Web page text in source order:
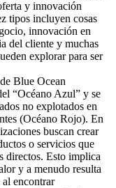
y innovación
tipos incluyen cosas
innovación en
del cliente y muchas
explorar para ser
Blue Ocean
“Océano Azul” y se
no explotados en
(Océano Rojo). En
buscan crear
o servicios que
directos. Esto implica
y a menudo resulta
encontrar